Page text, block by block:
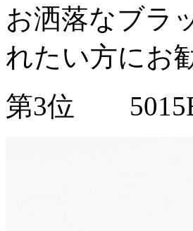
お洒落なブラ
れたい方にお
第3位